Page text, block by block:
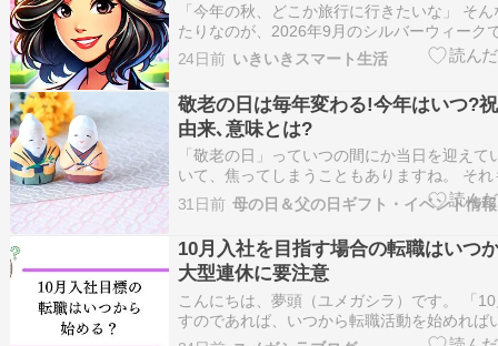
「今年の秋、どこか旅行に行きたいな」 そ
たりなのが、2026年9月のシルバーウィーク
は、なんと11年ぶりに秋の大型連休がやって
ままでも5連休。さらに9月24日・25日に有
post シルバーウィーク2026は最大9…
24日前 いきいきスマート生活
敬老の日は毎年変わる!今年はいつ?
由来､意味とは?
「敬老の日」っていつの間にか当日を迎えて
いて、焦ってしまうこともありますね。 そ
「敬老の日」は毎年日付が変わるのです。
なぜ毎年変わる？ 「敬老の日」は毎年9月の
定されています。 2002年までは9月15日が
定…
31日前 母の日＆父の日ギフト・イベント情
10月入社を目指す場合の転職はいつ
大型連休に要注意
こんにちは、夢頭（ユメガシラ）です。 「
すのであれば、いつから転職活動を始めれば
職を検討しているのであれば、このような疑